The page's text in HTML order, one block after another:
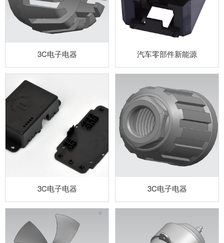
3C电子电器 汽车零部件新能源
3C电子电器 3C电子电器